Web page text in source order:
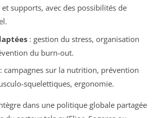
supports, avec des possibilités de
: gestion du stress, organisation
du burn-out.
campagnes sur la nutrition, prévention
squelettiques, ergonomie.
dans une politique globale partagée